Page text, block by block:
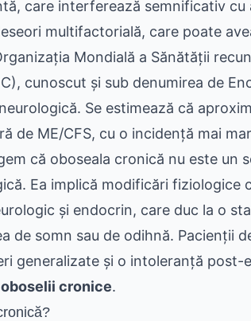
care interferează semnificativ cu
multifactorială, care poate
Mondială a Sănătății
cunoscut și sub denumirea de
Se estimează că
de ME/CFS, cu o incidență mai
că oboseala cronică nu este un
Ea implică modificări fiziologice
și endocrin, care duc la o
de somn sau de odihnă. Pacienții
generalizate și o intoleranță
cronice.